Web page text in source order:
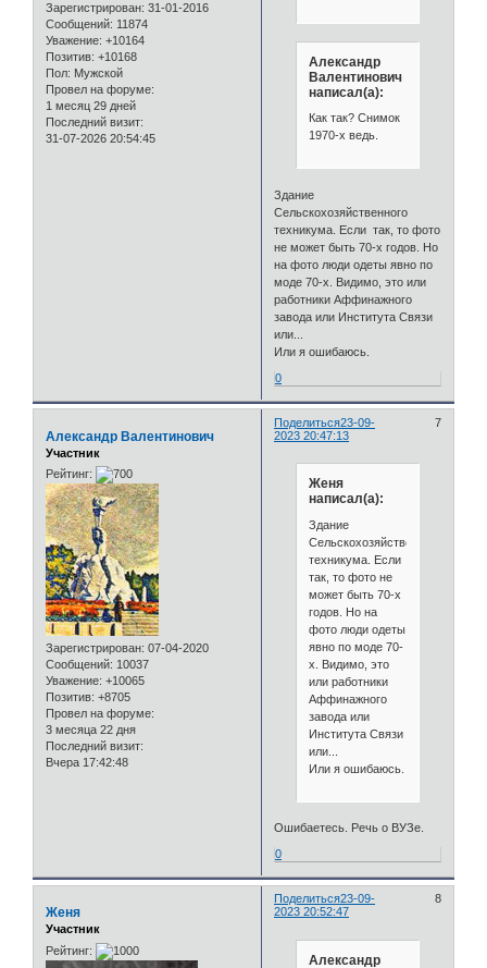
Зарегистрирован: 31-01-2016
Сообщений: 11874
Уважение: +10164
Позитив: +10168
Пол: Мужской
Провел на форуме:
1 месяц 29 дней
Последний визит:
31-07-2026 20:54:45
Александр
Валентинович
написал(а):
Как так? Снимок
1970-х ведь.
Здание
Сельскохозяйственного
техникума. Если так, то фото
не может быть 70-х годов. Но
на фото люди одеты явно по
моде 70-х. Видимо, это или
работники Аффинажного
завода или Института Связи
или...
Или я ошибаюсь.
0
Поделиться 7
23-09-
2023 20:47:13
Александр Валентинович
Участник
Рейтинг:
Зарегистрирован: 07-04-2020
Сообщений: 10037
Уважение: +10065
Позитив: +8705
Провел на форуме:
3 месяца 22 дня
Последний визит:
Вчера 17:42:48
Женя
написал(а):
Здание
Сельскохозяйственного
техникума. Если
так, то фото не
может быть 70-х
годов. Но на
фото люди одеты
явно по моде 70-
х. Видимо, это
или работники
Аффинажного
завода или
Института Связи
или...
Или я ошибаюсь.
Ошибаетесь. Речь о ВУЗе.
0
Поделиться 8
23-09-
2023 20:52:47
Женя
Участник
Рейтинг:
Александр